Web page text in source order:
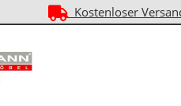
Kostenloser